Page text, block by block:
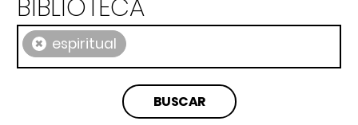
BIBLIOTECA
× espiritual